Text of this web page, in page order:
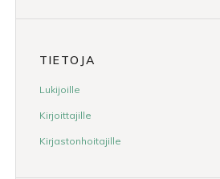
TIETOJA
Lukijoille
Kirjoittajille
Kirjastonhoitajille